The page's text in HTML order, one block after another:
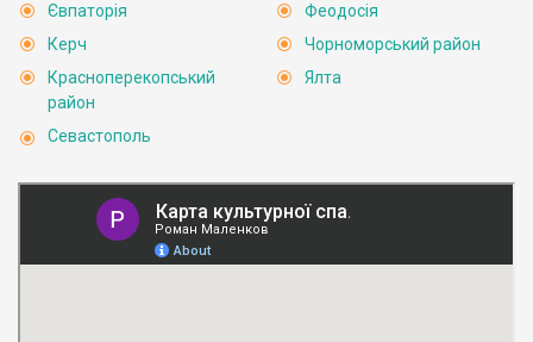
Євпаторія
Керч
Красноперекопський
район
Севастополь
Феодосія
Чорноморський район
Ялта